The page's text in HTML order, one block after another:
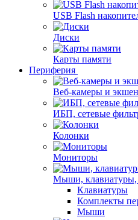
USB Flash
Диски
Карты памяти
Периферия
Веб-камеры и
ИБП, сетевые
Колонки
Мониторы
Мыши, клавиатуры,
Клавиатуры
Комплекты
Мыши